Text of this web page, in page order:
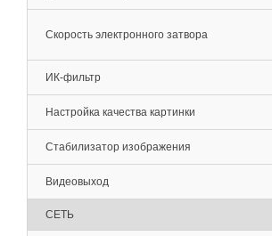
Скорость электронного затвора
ИК-фильтр
Настройка качества картинки
Стабилизатор изображения
Видеовыход
СЕТЬ